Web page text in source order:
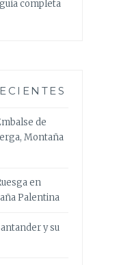
completa
de
Montaña
en
Palentina
y su